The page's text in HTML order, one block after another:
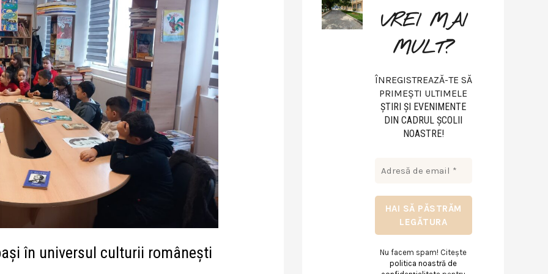
în universul culturii românești
VREI MAI
MULT?
ÎNREGISTREAZĂ-TE SĂ
PRIMEȘTI ULTIMELE
ŞTIRI ŞI EVENIMENTE
DIN CADRUL ŞCOLII
NOASTRE!
Nu facem spam! Citește
politica noastră de